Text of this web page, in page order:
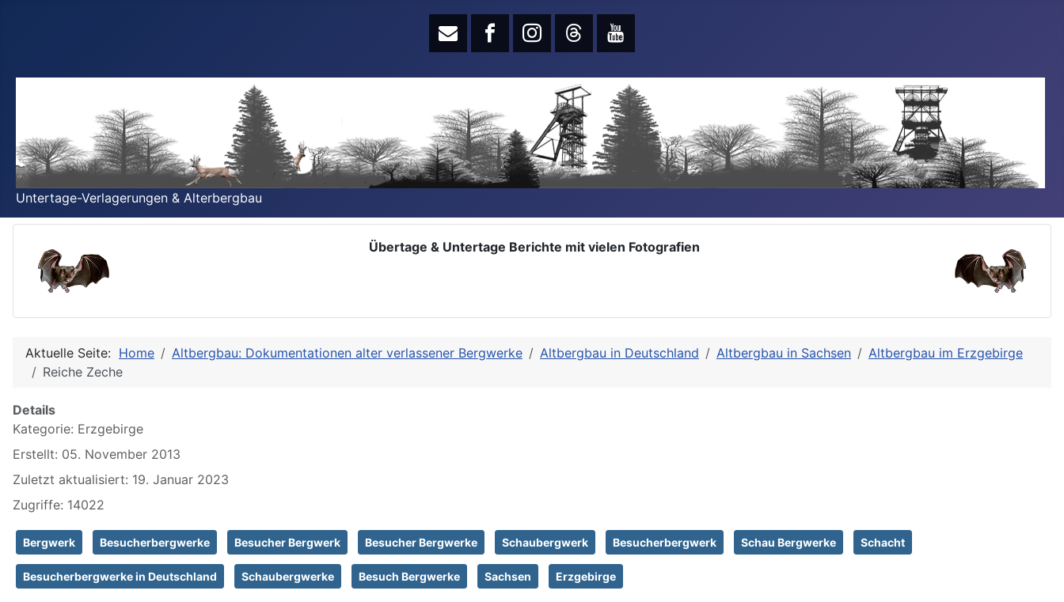
Untertage-Verlagerungen & Alterbergbau
Übertage & Untertage Berichte mit vielen Fotografien
Aktuelle Seite: Home Altbergbau: Dokumentationen alter verlassener Bergwerke Altbergbau in Deutschland Altbergbau in Sachsen
Altbergbau im Erzgebirge
Reiche Zeche
Details
Kategorie: Erzgebirge
Erstellt: 05. November 2013
Zuletzt aktualisiert: 19. Januar 2023
Zugriffe: 14022
Bergwerk Besucherbergwerke Besucher Bergwerk Besucher Bergwerke Schaubergwerk Besucherbergwerk Schau Bergwerke Schacht
Besucherbergwerke in Deutschland Schaubergwerke Besuch Bergwerke Sachsen Erzgebirge